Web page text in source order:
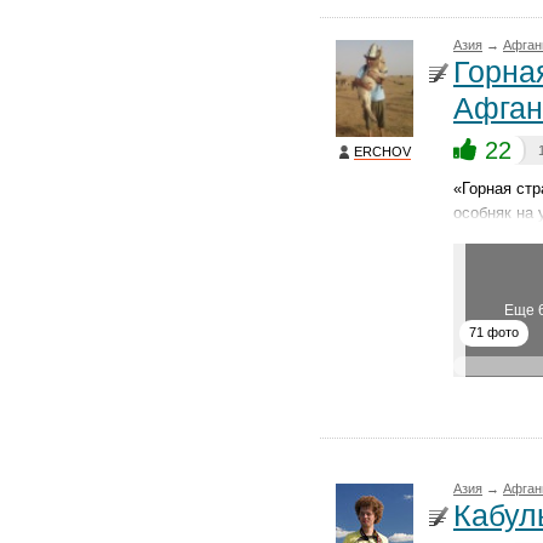
ERCHOV
Азия →
22
«Горная
особняк на
Еще
71 фото
Азия →